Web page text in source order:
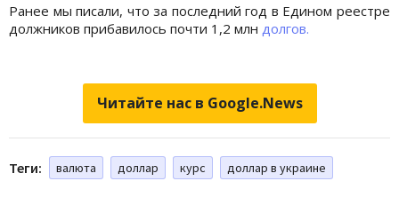
Ранее мы писали, что за последний год в Едином реестре
должников прибавилось почти 1,2 млн долгов.
Читайте нас в Google.News
Теги: валюта доллар курс доллар в украине